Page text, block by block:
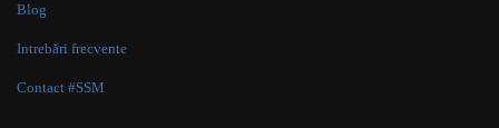
Blog
Intrebări frecvente
Contact #SSM